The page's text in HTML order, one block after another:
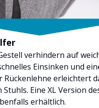
verhindern auf
Einsinken und
Rückenlehne erleichtert
Eine XL Version
erhältlich.